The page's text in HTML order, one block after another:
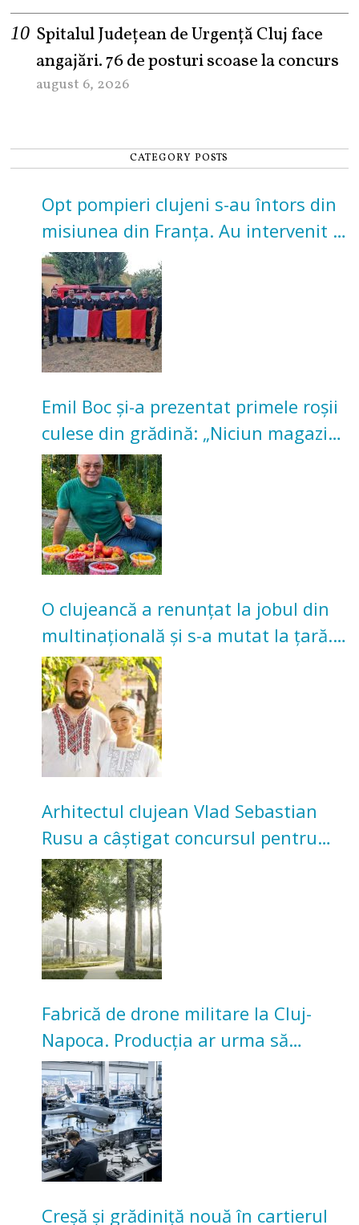
Spitalul Județean de Urgență Cluj face
angajări. 76 de posturi scoase la concurs
august 6, 2026
CATEGORY POSTS
Opt pompieri clujeni s-au întors din
misiunea din Franța. Au intervenit la
incendii de vegetație și pădure
Emil Boc și-a prezentat primele roșii
culese din grădină: „Niciun magazin
nu poate oferi această satisfacție”
O clujeancă a renunțat la jobul din
multinațională și s-a mutat la țară.
Acum cultivă legume în grădina
bunicilor
Arhitectul clujean Vlad Sebastian
Rusu a câștigat concursul pentru
transformarea Grădinii Casei
Universitarilor
Fabrică de drone militare la Cluj-
Napoca. Producția ar urma să
înceapă în toamna acestui an
Creșă și grădiniță nouă în cartierul